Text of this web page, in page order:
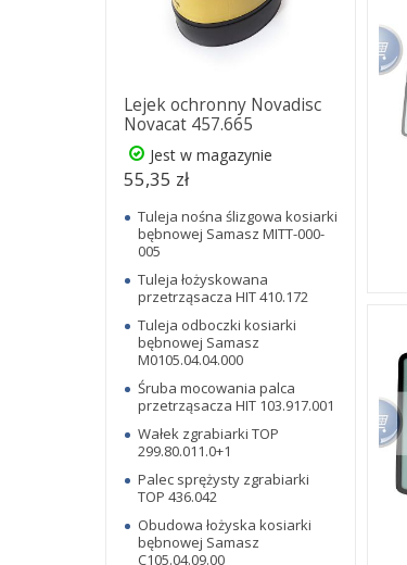
Lejek ochronny Novadisc
Novacat 457.665
Jest w magazynie
55,35 zł
Tuleja nośna ślizgowa kosiarki
bębnowej Samasz MITT-000-
005
Tuleja łożyskowana
przetrząsacza HIT 410.172
Tuleja odboczki kosiarki
bębnowej Samasz
M0105.04.04.000
Śruba mocowania palca
przetrząsacza HIT 103.917.001
Wałek zgrabiarki TOP
299.80.011.0+1
Palec sprężysty zgrabiarki
TOP 436.042
Obudowa łożyska kosiarki
bębnowej Samasz
C105.04.09.00